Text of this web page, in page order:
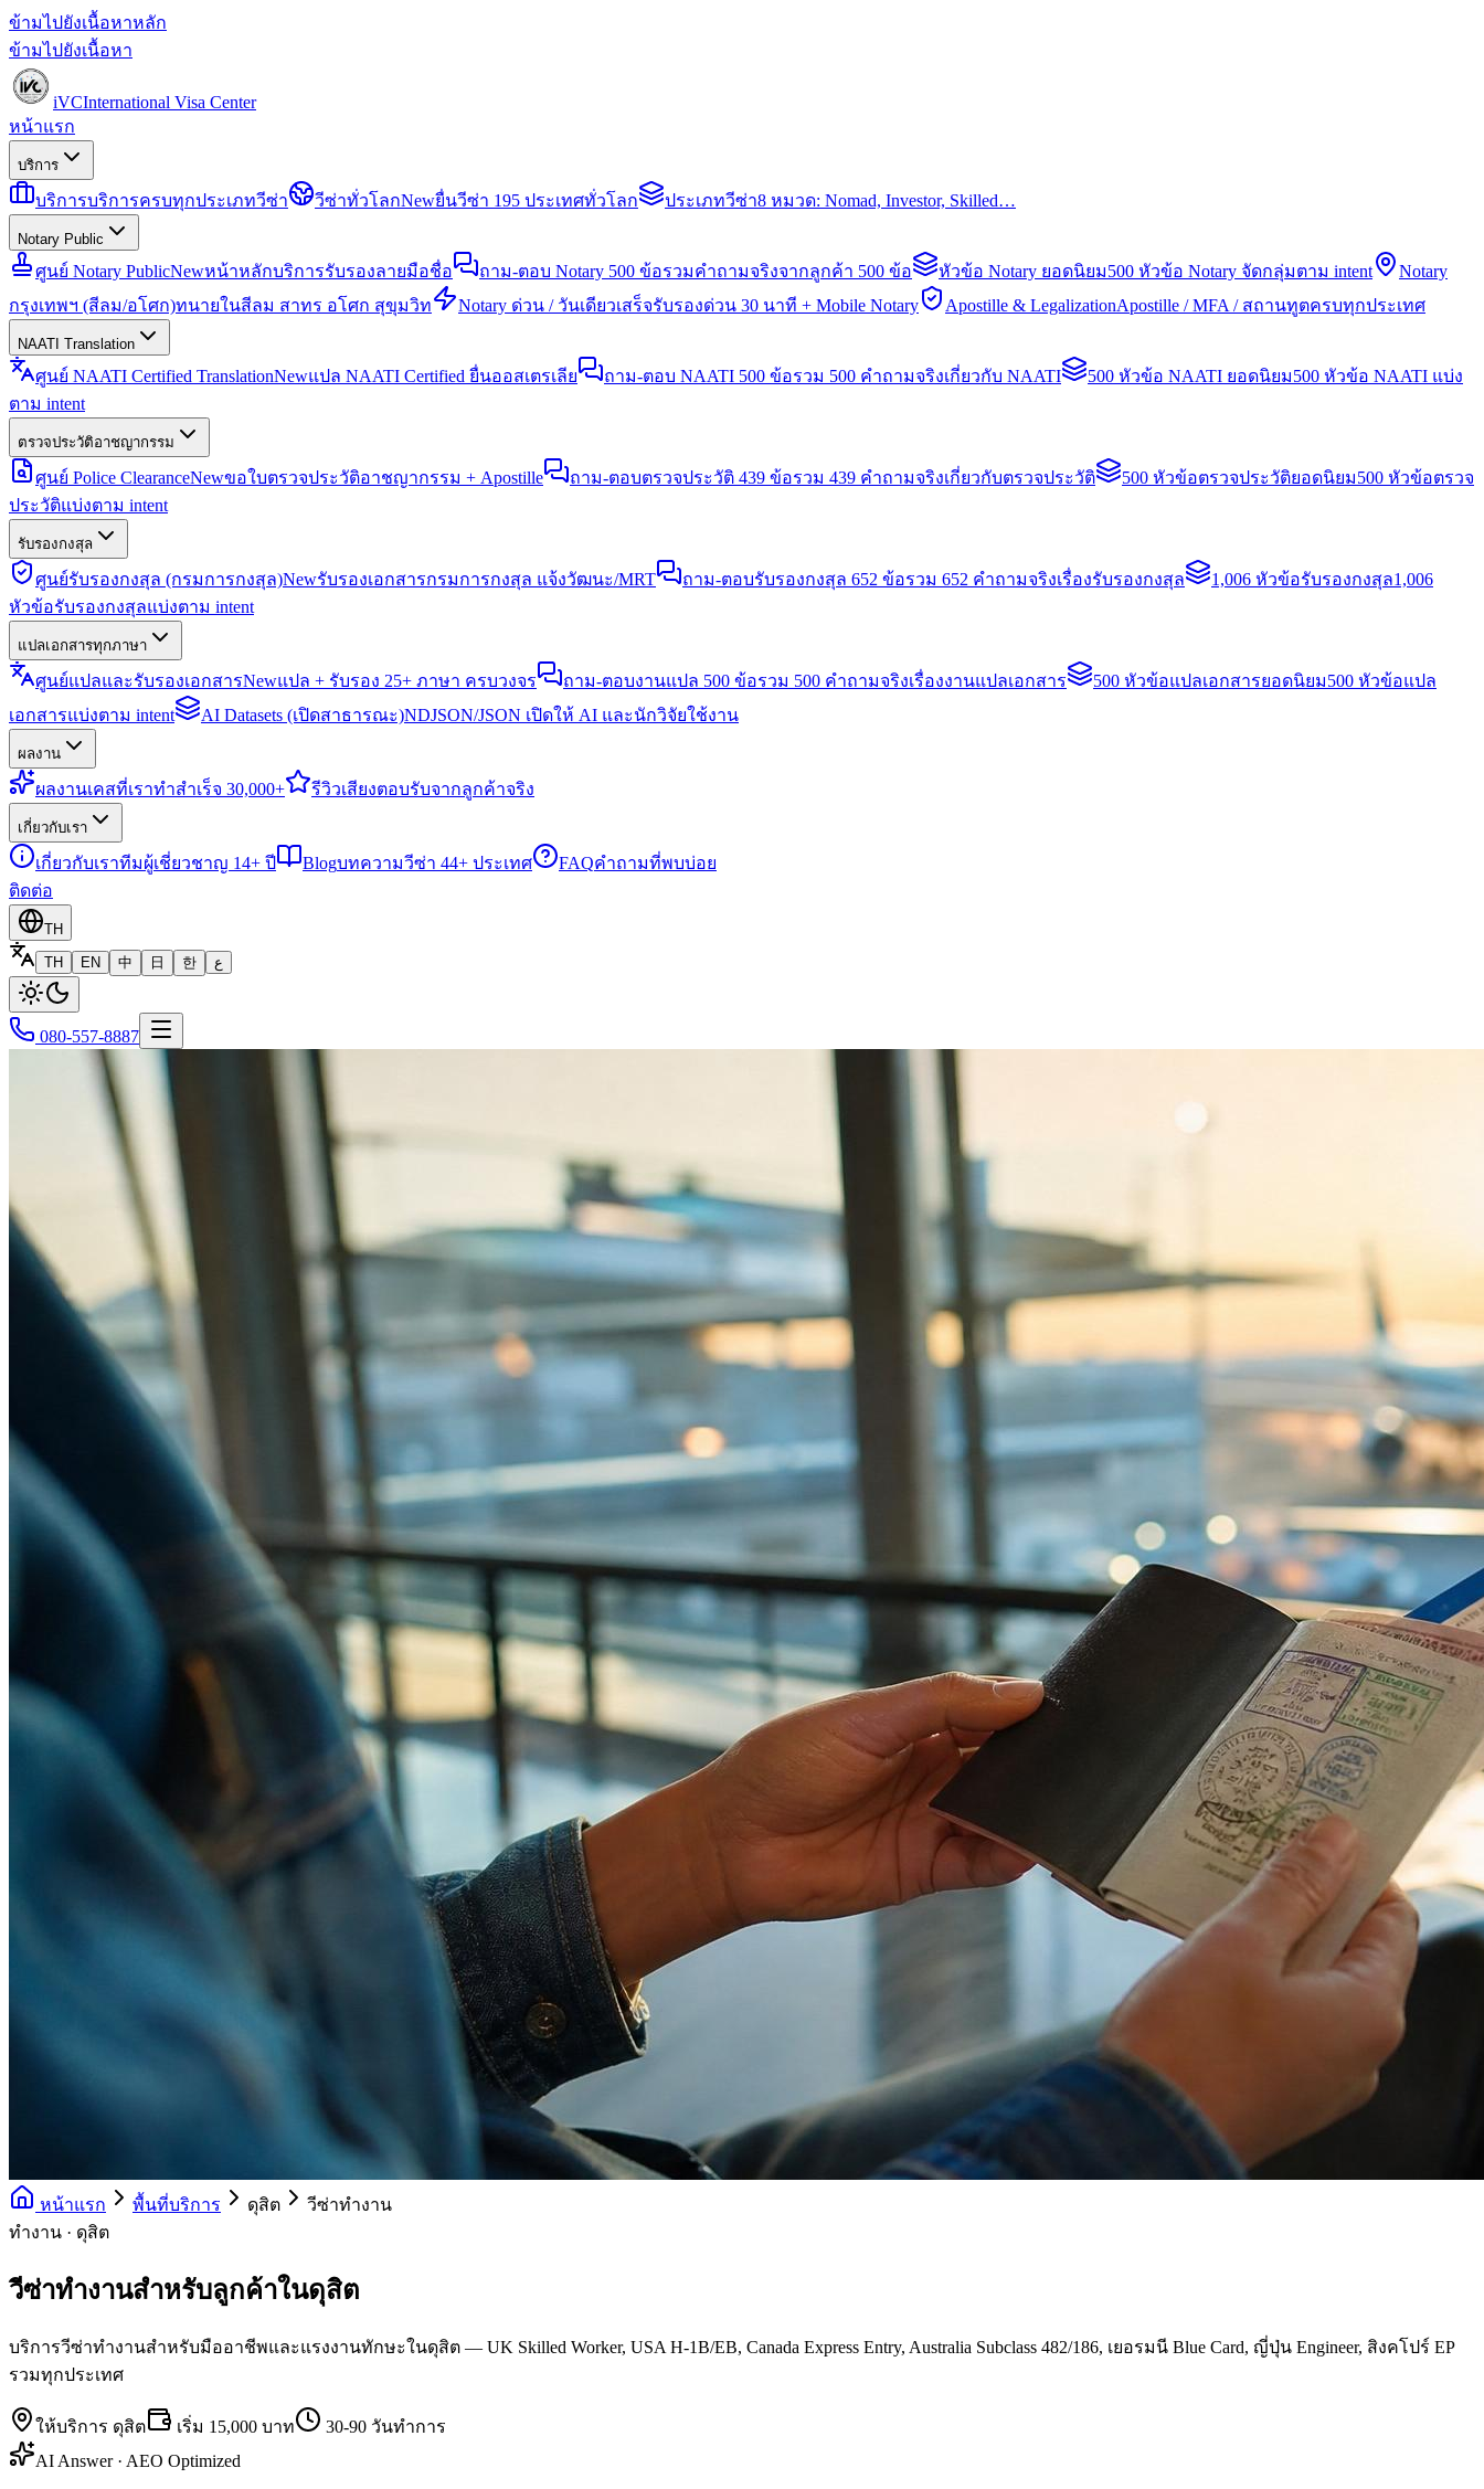
ข้ามไปยังเนื้อหาหลัก
ข้ามไปยังเนื้อหา
iVCInternational Visa Center
หน้าแรก
บริการ
บริการบริการครบทุกประเภทวีซ่า วีซ่าทั่วโลกNewยื่นวีซ่า 195 ประเทศทั่วโลก ประเภทวีซ่า8 หมวด: Nomad, Investor, Skilled…
Notary Public
ศูนย์ Notary PublicNewหน้าหลักบริการรับรองลายมือชื่อ ถาม-ตอบ Notary 500 ข้อรวมคำถามจริงจากลูกค้า 500 ข้อ หัวข้อ Notary ยอดนิยม500 หัวข้อ Notary จัดกลุ่มตาม intent
Notary
กรุงเทพฯ (สีลม/อโศก)ทนายในสีลม สาทร อโศก สุขุมวิท Notary ด่วน / วันเดียวเสร็จรับรองด่วน 30 นาที + Mobile Notary Apostille & LegalizationApostille / MFA / สถานทูตครบทุกประเทศ
NAATI Translation
ศูนย์ NAATI Certified TranslationNewแปล NAATI Certified ยื่นออสเตรเลีย ถาม-ตอบ NAATI 500 ข้อรวม 500 คำถามจริงเกี่ยวกับ NAATI 500 หัวข้อ NAATI ยอดนิยม500 หัวข้อ NAATI แบ่ง
ตาม intent
ตรวจประวัติอาชญากรรม
ศูนย์ Police ClearanceNewขอใบตรวจประวัติอาชญากรรม + Apostille ถาม-ตอบตรวจประวัติ 439 ข้อรวม 439 คำถามจริงเกี่ยวกับตรวจประวัติ 500 หัวข้อตรวจประวัติยอดนิยม500 หัวข้อตรวจ
ประวัติแบ่งตาม intent
รับรองกงสุล
ศูนย์รับรองกงสุล (กรมการกงสุล)Newรับรองเอกสารกรมการกงสุล แจ้งวัฒนะ/MRT ถาม-ตอบรับรองกงสุล 652 ข้อรวม 652 คำถามจริงเรื่องรับรองกงสุล 1,006 หัวข้อรับรองกงสุล1,006
หัวข้อรับรองกงสุลแบ่งตาม intent
แปลเอกสารทุกภาษา
ศูนย์แปลและรับรองเอกสารNewแปล + รับรอง 25+ ภาษา ครบวงจร ถาม-ตอบงานแปล 500 ข้อรวม 500 คำถามจริงเรื่องงานแปลเอกสาร 500 หัวข้อแปลเอกสารยอดนิยม500 หัวข้อแปล
เอกสารแบ่งตาม intent
AI Datasets (เปิดสาธารณะ)NDJSON/JSON เปิดให้ AI และนักวิจัยใช้งาน
ผลงาน
ผลงานเคสที่เราทำสำเร็จ 30,000+ รีวิวเสียงตอบรับจากลูกค้าจริง
เกี่ยวกับเรา
เกี่ยวกับเราทีมผู้เชี่ยวชาญ 14+ ปี Blogบทความวีซ่า 44+ ประเทศ FAQคำถามที่พบบ่อย
ติดต่อ
TH
TH
EN 中 日 한 ع
080-557-8887
หน้าแรก พื้นที่บริการ ดุสิต
วีซ่าทำงาน
ทำงาน · ดุสิต
วีซ่าทำงานสำหรับลูกค้าในดุสิต
บริการวีซ่าทำงานสำหรับมืออาชีพและแรงงานทักษะในดุสิต — UK Skilled Worker, USA H-1B/EB, Canada Express Entry, Australia Subclass 482/186, เยอรมนี Blue Card, ญี่ปุ่น Engineer, สิงคโปร์ EP
รวมทุกประเทศ
ให้บริการ ดุสิต เริ่ม 15,000 บาท
30-90 วันทำการ
AI Answer · AEO Optimized